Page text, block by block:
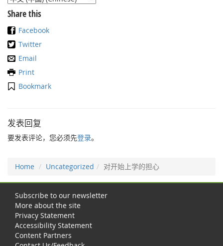
Share this
Facebook
Twitter
Email
Print
Bookmark
发表回复
要发表评论，您必须先登录。
Home Uncategorized 对开始上学的担心
Subscribe to our newsletter
More about the site
Privacy Statement
Accessibility Statement
Content Partners